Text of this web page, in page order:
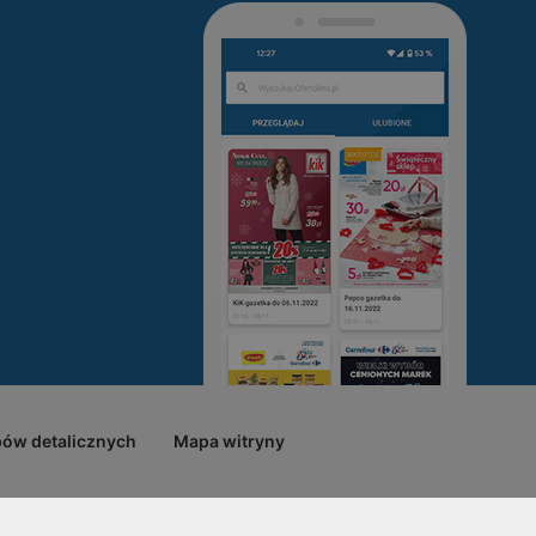
detalicznych Mapa witryny